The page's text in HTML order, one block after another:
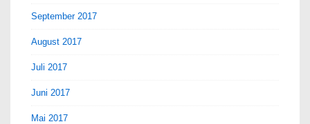
September 2017
August 2017
Juli 2017
Juni 2017
Mai 2017